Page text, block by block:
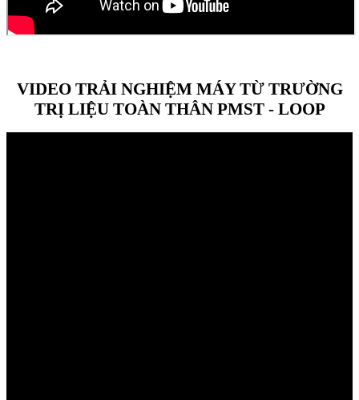
VIDEO TRẢI NGHIỆM MÁY TỪ TRƯỜNG
TRỊ LIỆU TOÀN THÂN PMST - LOOP